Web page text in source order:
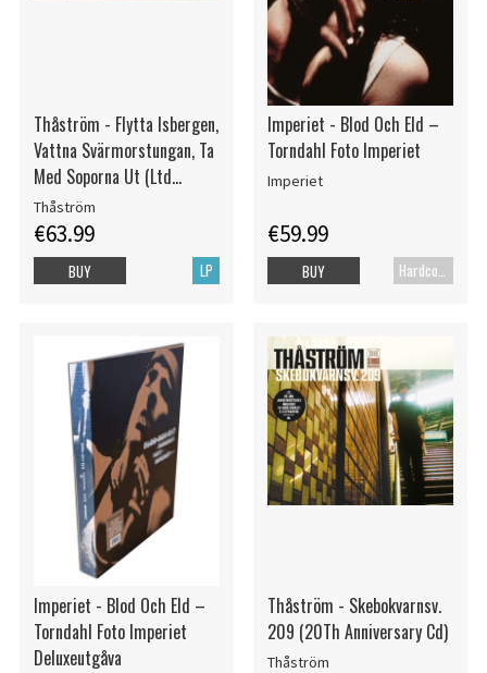
Thåström - Flytta Isbergen,
Vattna Svärmorstungan, Ta
Med Soporna Ut (Ltd
Numbered Splatter 2LP)
Thåström
€63.99
LP
BUY
Imperiet - Blod Och Eld –
Torndahl Foto Imperiet
Imperiet
€59.99
BUY
Imperiet - Blod Och Eld –
Torndahl Foto Imperiet
Deluxeutgåva
Thåström - Skebokvarnsv.
209 (20Th Anniversary Cd)
Thåström